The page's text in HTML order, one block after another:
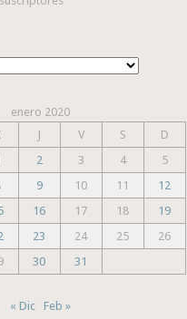
enero 2020
J V S
D
2 3 4
5
9 10 11
12
16 17 18
19
23 24 25
26
30 31
« Dic Feb »